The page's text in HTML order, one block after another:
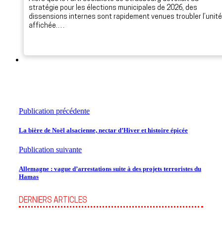
stratégie pour les élections municipales de 2026, des
dissensions internes sont rapidement venues troubler l’unité
affichée.…
Publication précédente
La bière de Noël alsacienne, nectar d’Hiver et histoire épicée
Publication suivante
Allemagne : vague d’arrestations suite à des projets terroristes du
Hamas
DERNIERS ARTICLES